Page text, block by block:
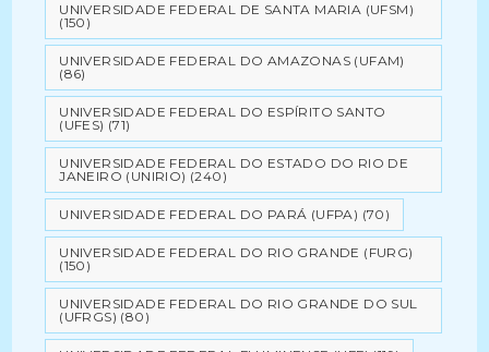
UNIVERSIDADE FEDERAL DE SANTA MARIA (UFSM)
(150)
UNIVERSIDADE FEDERAL DO AMAZONAS (UFAM)
(86)
UNIVERSIDADE FEDERAL DO ESPÍRITO SANTO
(UFES) (71)
UNIVERSIDADE FEDERAL DO ESTADO DO RIO DE
JANEIRO (UNIRIO) (240)
UNIVERSIDADE FEDERAL DO PARÁ (UFPA) (70)
UNIVERSIDADE FEDERAL DO RIO GRANDE (FURG)
(150)
UNIVERSIDADE FEDERAL DO RIO GRANDE DO SUL
(UFRGS) (80)